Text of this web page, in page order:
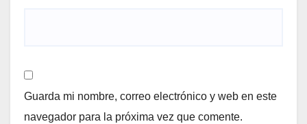
Guarda mi nombre, correo electrónico y web en este
navegador para la próxima vez que comente.